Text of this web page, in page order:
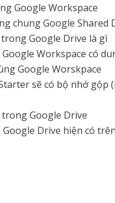
Google Workspace
chung Google Shared
Google Drive là gì
Workspace có
Google Worskpace
sẽ có bộ nhớ
Google Drive
Drive hiện có